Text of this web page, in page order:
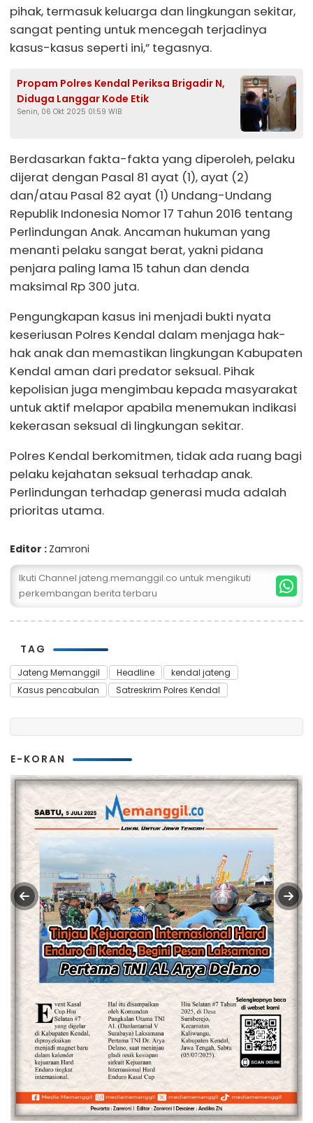
pihak, termasuk keluarga dan lingkungan sekitar,
sangat penting untuk mencegah terjadinya
kasus-kasus seperti ini,” tegasnya.
Propam Polres Kendal Periksa Brigadir N,
Diduga Langgar Kode Etik
Senin, 06 Okt 2025 01:59 WIB
Berdasarkan fakta-fakta yang diperoleh, pelaku
dijerat dengan Pasal 81 ayat (1), ayat (2)
dan/atau Pasal 82 ayat (1) Undang-Undang
Republik Indonesia Nomor 17 Tahun 2016 tentang
Perlindungan Anak. Ancaman hukuman yang
menanti pelaku sangat berat, yakni pidana
penjara paling lama 15 tahun dan denda
maksimal Rp 300 juta.
Pengungkapan kasus ini menjadi bukti nyata
keseriusan Polres Kendal dalam menjaga hak-
hak anak dan memastikan lingkungan Kabupaten
Kendal aman dari predator seksual. Pihak
kepolisian juga mengimbau kepada masyarakat
untuk aktif melapor apabila menemukan indikasi
kekerasan seksual di lingkungan sekitar.
Polres Kendal berkomitmen, tidak ada ruang bagi
pelaku kejahatan seksual terhadap anak.
Perlindungan terhadap generasi muda adalah
prioritas utama.
Editor : Zamroni
Ikuti Channel jateng.memanggil.co untuk mengikuti
perkembangan berita terbaru
TAG
Jateng Memanggil Headline
kendal jateng
Kasus pencabulan
Satreskrim Polres Kendal
E-KORAN